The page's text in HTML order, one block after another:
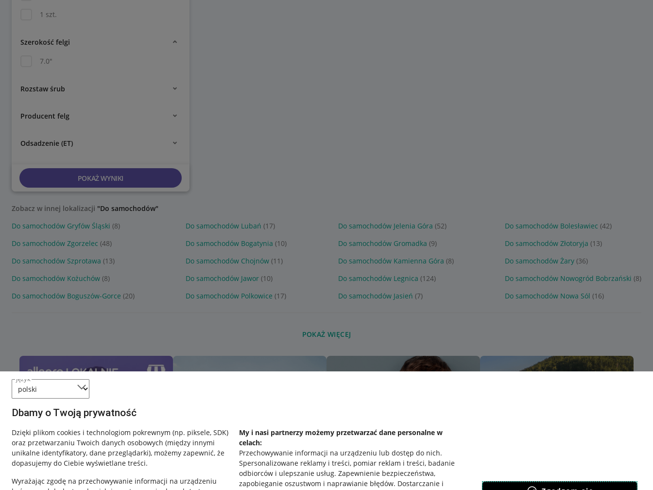
język
Dbamy o Twoją prywatność
Dzięki plikom cookies i technologiom pokrewnym (np. piksele, SDK)
oraz przetwarzaniu Twoich danych osobowych (między innymi
unikalne identyfikatory, dane przeglądarki), możemy zapewnić, że
dopasujemy do Ciebie wyświetlane treści.
Wyrażając zgodę na przechowywanie informacji na urządzeniu
My i nasi partnerzy możemy przetwarzać dane personalne w
celach:
Przechowywanie informacji na urządzeniu lub dostęp do nich.
Spersonalizowane reklamy i treści, pomiar reklam i treści, badanie
odbiorców i ulepszanie usług. Zapewnienie bezpieczeństwa,
zapobieganie oszustwom i naprawianie błędów. Dostarczanie i
1 szt.
Szerokość felgi
7.0"
Rozstaw śrub
Producent felg
Odsadzenie (ET)
POKAŻ WYNIKI
Zobacz w innej lokalizacji "Do samochodów"
Do samochodów Gryfów Śląski (8) Do samochodów Lubań (17) Do samochodów Jelenia Góra (52) Do samochodów Bolesławiec (42)
Do samochodów Zgorzelec (48) Do samochodów Bogatynia (10) Do samochodów Gromadka (9) Do samochodów Złotoryja (13)
Do samochodów Szprotawa (13) Do samochodów Chojnów (11) Do samochodów Kamienna Góra (8) Do samochodów Żary (36)
Do samochodów Kożuchów (8) Do samochodów Jawor (10) Do samochodów Legnica (124) Do samochodów Nowogród Bobrzański (8)
Do samochodów Boguszów-Gorce (20) Do samochodów Polkowice (17) Do samochodów Jasień (7) Do samochodów Nowa Sól (16)
POKAŻ WIĘCEJ